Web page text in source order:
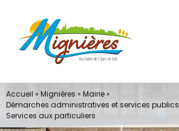
contenu
Accueil » Mignières » Mairie»
Démarches administratives et services publics
Services aux particuliers